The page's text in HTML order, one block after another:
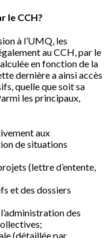
le CCH?
à l’UMQ, les
au CCH, par le
en fonction de la
dernière a ainsi accès
quelle que soit sa
les principaux,
aux
de situations
(lettre d’entente,
et des dossiers
des
(détaillée par